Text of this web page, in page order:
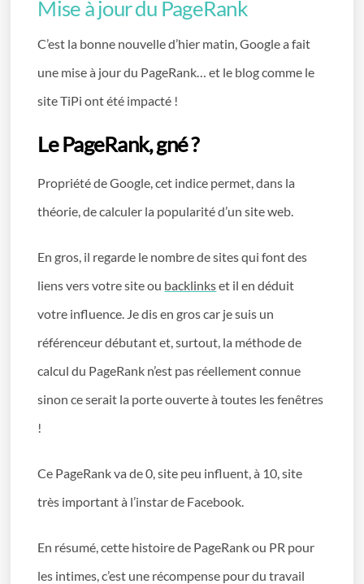
Mise à jour du PageRank
C’est la bonne nouvelle d’hier matin, Google a fait
une mise à jour du PageRank… et le blog comme le
site TiPi ont été impacté !
Le PageRank, gné ?
Propriété de Google, cet indice permet, dans la
théorie, de calculer la popularité d’un site web.
En gros, il regarde le nombre de sites qui font des
liens vers votre site ou backlinkset il en déduit
votre influence. Je dis en gros car je suis un
référenceur débutant et, surtout, la méthode de
calcul du PageRank n’est pas réellement connue
sinon ce serait la porte ouverte à toutes les fenêtres
!
Ce PageRank va de 0, site peu influent, à 10, site
très important à l’instar de Facebook.
En résumé, cette histoire de PageRank ou PR pour
les intimes, c’est une récompense pour du travail